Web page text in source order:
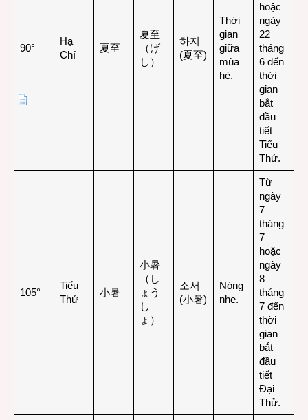
90°
Hạ
Chí
夏至
夏至
（げ
し）
하지
(夏至)
Thời
gian
giữa
mùa
hè.
hoặc
ngày
22
tháng
6 đến
thời
gian
bắt
đầu
tiết
Tiểu
Thử.
105°
Tiểu
Thử
小暑
小暑
（し
ょう
し
ょ）
소서
(小暑)
Nóng
nhẹ.
Từ
ngày
7
tháng
7
hoặc
ngày
8
tháng
7 đến
thời
gian
bắt
đầu
tiết
Đại
Thử.